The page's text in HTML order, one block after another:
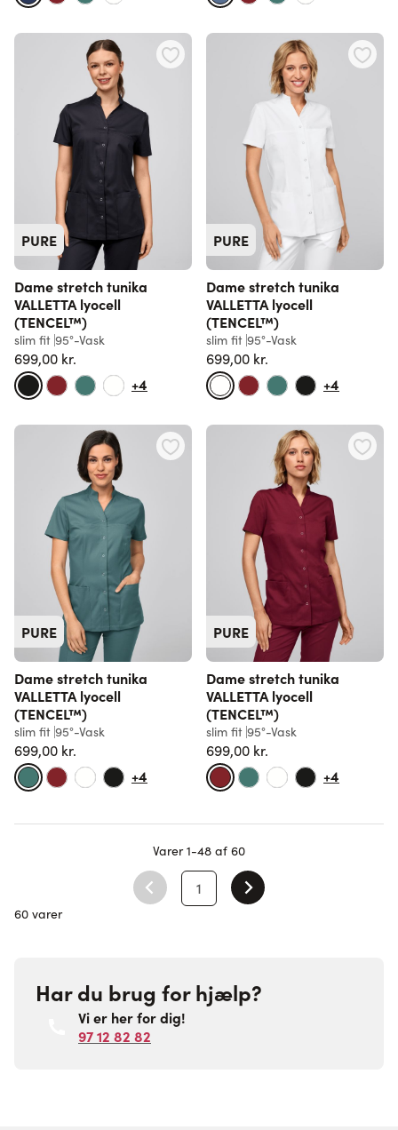
PURE
Dame stretch tunika
VALLETTA lyocell
(TENCEL™)
slim fit 95°-Vask
699,00 kr.
+4
PURE
Dame stretch tunika
VALLETTA lyocell
(TENCEL™)
slim fit 95°-Vask
699,00 kr.
+4
PURE
Dame stretch tunika
VALLETTA lyocell
(TENCEL™)
slim fit 95°-Vask
699,00 kr.
+4
PURE
Dame stretch tunika
VALLETTA lyocell
(TENCEL™)
slim fit 95°-Vask
699,00 kr.
+4
Varer1-48 af 60
Du læser i øjeblikket side
1
60 varer
Har du brug for hjælp?
Vi er her for dig!
97 12 82 82